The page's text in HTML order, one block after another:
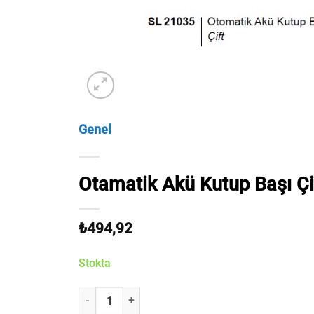
Genel
Otamatik Akü Kutup Başı
₺494,92
Stokta
Otamatik Akü Kutup Başı Çift adet